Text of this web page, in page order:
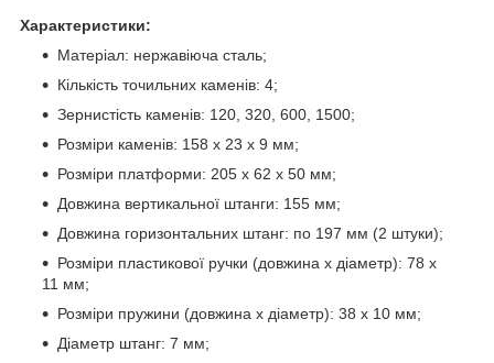
Характеристики:
Матеріал: нержавіюча сталь;
Кількість точильних каменів: 4;
Зернистість каменів: 120, 320, 600, 1500;
Розміри каменів: 158 x 23 x 9 мм;
Розміри платформи: 205 x 62 x 50 мм;
Довжина вертикальної штанги: 155 мм;
Довжина горизонтальних штанг: по 197 мм (2 штуки);
Розміри пластикової ручки (довжина х діаметр): 78 x
11 мм;
Розміри пружини (довжина х діаметр): 38 x 10 мм;
Діаметр штанг: 7 мм;